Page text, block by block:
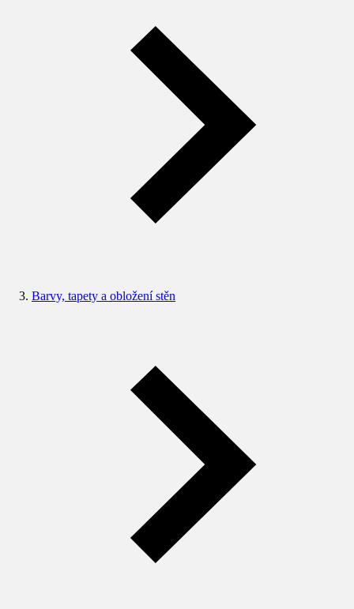
Barvy, tapety a obložení stěn